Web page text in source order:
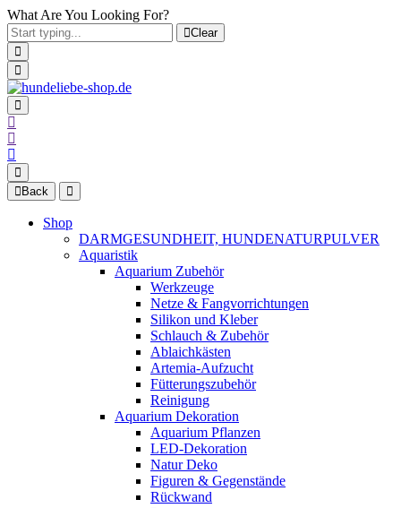
What Are You Looking For?
Clear
Back
Shop
DARMGESUNDHEIT, HUNDENATURPULVER
Aquaristik
Aquarium Zubehör
Werkzeuge
Netze & Fangvorrichtungen
Silikon und Kleber
Schlauch & Zubehör
Ablaichkästen
Artemia-Aufzucht
Fütterungszubehör
Reinigung
Aquarium Dekoration
Aquarium Pflanzen
LED-Dekoration
Natur Deko
Figuren & Gegenstände
Rückwand